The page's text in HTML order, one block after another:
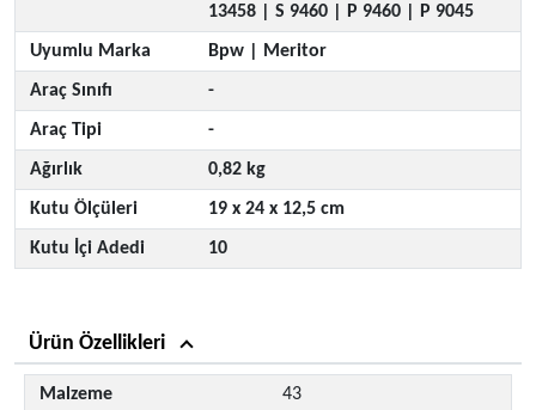
13458 |
S 9460 | P 9460 | P 9045
Uyumlu Marka Bpw | Meritor
Araç Sınıfı -
Araç Tipi -
Ağırlık 0,82 kg
Kutu Ölçüleri 19 x 24 x 12,5 cm
Kutu İçi Adedi 10
Ürün Özellikleri
Malzeme 43